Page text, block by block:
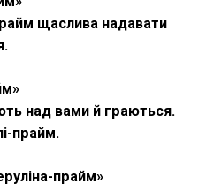
щаслива надавати
над вами й граються.
прайм.
прайм»